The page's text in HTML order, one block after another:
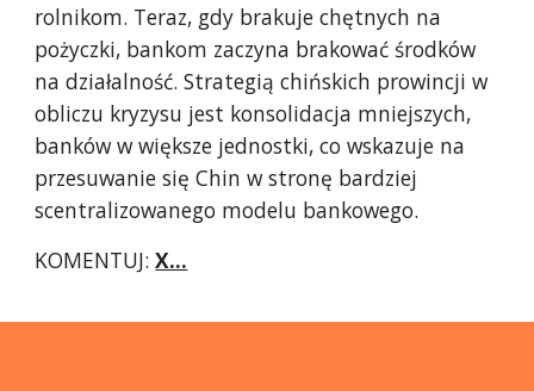
rolnikom. Teraz, gdy brakuje chętnych na
pożyczki, bankom zaczyna brakować środków
na działalność. Strategią chińskich prowincji w
obliczu kryzysu jest konsolidacja mniejszych,
banków w większe jednostki, co wskazuje na
przesuwanie się Chin w stronę bardziej
scentralizowanego modelu bankowego.
KOMENTUJ:X...